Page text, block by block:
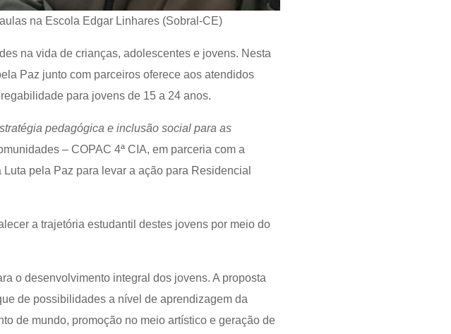
na Escola Edgar Linhares (Sobral-CE)
na vida de crianças, adolescentes e jovens. Nesta
Paz junto com parceiros oferece aos atendidos
para jovens de 15 a 24 anos.
pedagógica e inclusão social para as
– COPAC 4ª CIA, em parceria com a
pela Paz para levar a ação para Residencial
a trajetória estudantil destes jovens por meio do
o desenvolvimento integral dos jovens. A proposta
de possibilidades a nível de aprendizagem da
de mundo, promoção no meio artístico e geração de